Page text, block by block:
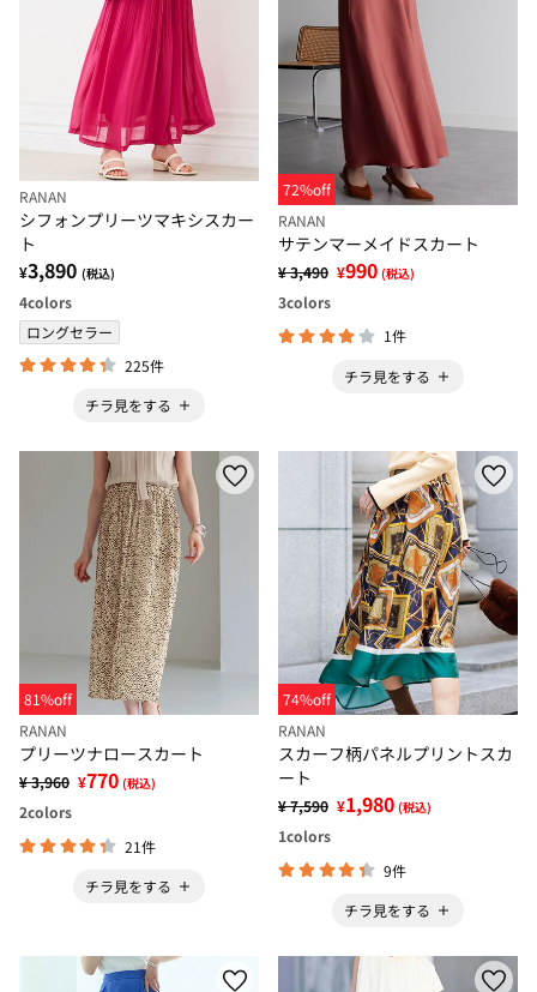
RANAN
シフォンプリーツマキシスカー
ト
¥3,890 (税込)
4colors
ロングセラー
225件
チラ見をする
72%off
RANAN
サテンマーメイドスカート
¥ 3,490 ¥990 (税込)
3colors
1件
チラ見をする
81%off
RANAN
プリーツナロースカート
¥ 3,960 ¥770 (税込)
2colors
21件
チラ見をする
74%off
RANAN
スカーフ柄パネルプリントスカ
ート
¥ 7,590 ¥1,980 (税込)
1colors
9件
チラ見をする